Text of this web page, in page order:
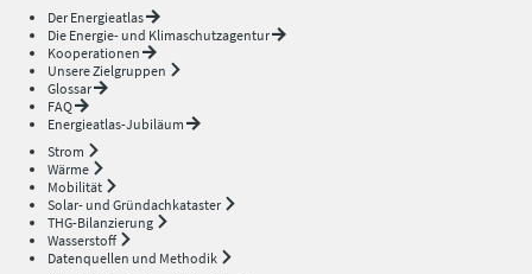
Der Energieatlas
Die Energie- und Klimaschutzagentur
Kooperationen
Unsere Zielgruppen
Glossar
FAQ
Energieatlas-Jubiläum
Strom
Wärme
Mobilität
Solar- und Gründachkataster
THG-Bilanzierung
Wasserstoff
Datenquellen und Methodik